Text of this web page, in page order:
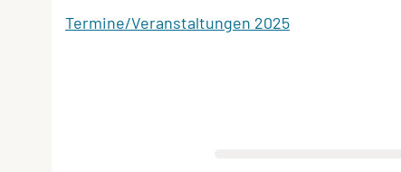
Termine/Veranstaltungen 2025